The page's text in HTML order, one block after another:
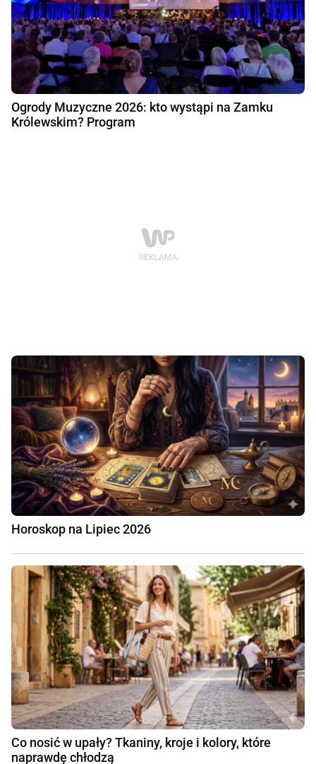
Ogrody Muzyczne 2026: kto wystąpi na Zamku
Królewskim? Program
Horoskop na Lipiec 2026
Co nosić w upały? Tkaniny, kroje i kolory, które
naprawdę chłodzą